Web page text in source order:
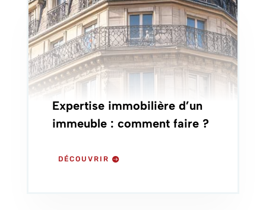
Expertise immobilière d’un
immeuble : comment faire ?
DÉCOUVRIR